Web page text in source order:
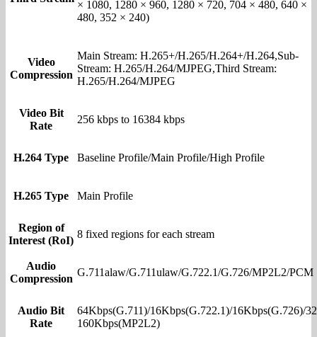
× 1080, 1280 × 960, 1280 × 720, 704 × 480, 640 ×
480, 352 × 240)
Video
Compression
Main Stream: H.265+/H.265/H.264+/H.264,Sub-
Stream: H.265/H.264/MJPEG,Third Stream:
H.265/H.264/MJPEG
Video Bit
Rate
256 kbps to 16384 kbps
H.264 Type Baseline Profile/Main Profile/High Profile
H.265 Type Main Profile
Region of
Interest (RoI)
8 fixed regions for each stream
Audio
Compression
G.711alaw/G.711ulaw/G.722.1/G.726/MP2L2/PCM
Audio Bit
Rate
64Kbps(G.711)/16Kbps(G.722.1)/16Kbps(G.726)/
160Kbps(MP2L2)